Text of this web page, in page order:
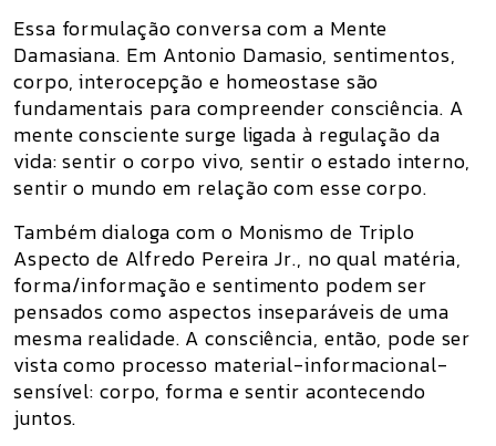
Essa formulação conversa com a Mente
Damasiana. Em Antonio Damasio, sentimentos,
corpo, interocepção e homeostase são
fundamentais para compreender consciência. A
mente consciente surge ligada à regulação da
vida: sentir o corpo vivo, sentir o estado interno,
sentir o mundo em relação com esse corpo.
Também dialoga com o Monismo de Triplo
Aspecto de Alfredo Pereira Jr., no qual matéria,
forma/informação e sentimento podem ser
pensados como aspectos inseparáveis de uma
mesma realidade. A consciência, então, pode ser
vista como processo material-informacional-
sensível: corpo, forma e sentir acontecendo
juntos.